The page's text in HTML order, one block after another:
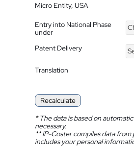
Micro Entity, USA
Entry into National Phase
under
Patent Delivery
Translation
Recalculate
*The data is based on
necessary.
**IP-Coster compiles data from
includes your personal